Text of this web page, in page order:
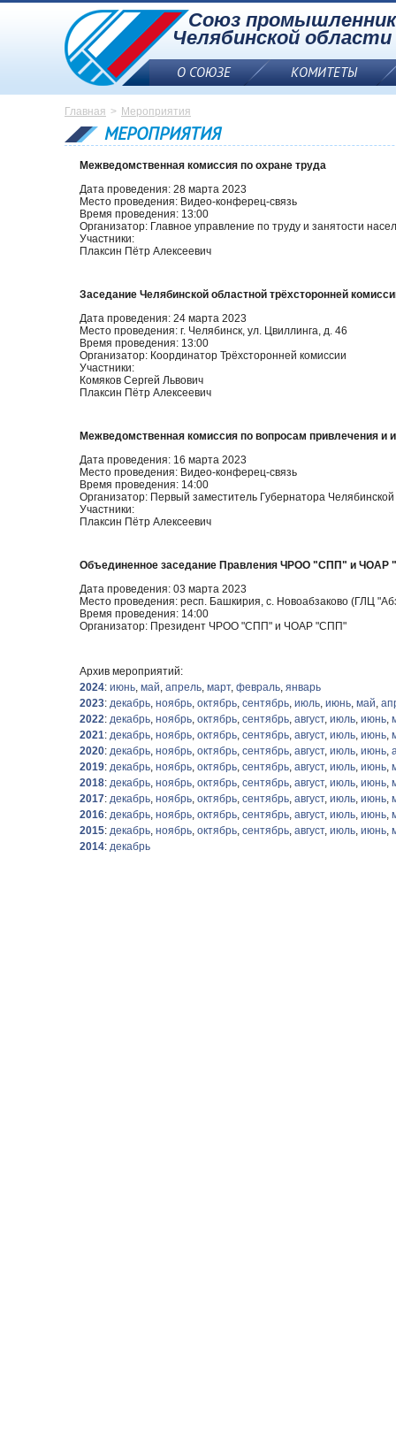
Союз промышленников
и предпринимателей
Челябинской области
Союз
Челябинской области
О СОЮЗЕ КОМИТЕТЫ
Главная Мероприятия
МЕРОПРИЯТИЯ
Межведомственная комиссия по охране труда
Дата проведения: 28 марта 2023
Место проведения: Видео-конферец-связь
Время проведения: 13:00
Организатор: Главное управление по труду и занятости
Участники:
Плаксин Пётр Алексеевич
Заседание Челябинской областной трёхсторонней
Дата проведения: 24 марта 2023
Место проведения: г. Челябинск, ул. Цвиллинга, д. 46
Время проведения: 13:00
Организатор: Координатор Трёхсторонней комиссии
Участники:
Комяков Сергей Львович
Плаксин Пётр Алексеевич
Межведомственная комиссия по вопросам привлечения и
Дата проведения: 16 марта 2023
Место проведения: Видео-конферец-связь
Время проведения: 14:00
Организатор: Первый заместитель Губернатора Челябинской
Участники:
Плаксин Пётр Алексеевич
Объединенное заседание Правления ЧРОО "СПП" и
Дата проведения: 03 марта 2023
Место проведения: респ. Башкирия, с. Новоабзаково (ГЛЦ
Время проведения: 14:00
Организатор: Президент ЧРОО "СПП" и ЧОАР "СПП"
Архив мероприятий:
2024: июнь, май, апрель, март, февраль, январь
2023: декабрь, ноябрь, октябрь, сентябрь, июль, июнь, май,
2022: декабрь, ноябрь, октябрь, сентябрь, август, июль, июнь,
2021: декабрь, ноябрь, октябрь, сентябрь, август, июль, июнь,
2020: декабрь, ноябрь, октябрь, сентябрь, август, июль, июнь,
2019: декабрь, ноябрь, октябрь, сентябрь, август, июль, июнь,
2018: декабрь, ноябрь, октябрь, сентябрь, август, июль, июнь,
2017: декабрь, ноябрь, октябрь, сентябрь, август, июль, июнь,
2016: декабрь, ноябрь, октябрь, сентябрь, август, июль, июнь,
2015: декабрь, ноябрь, октябрь, сентябрь, август, июль, июнь,
2014: декабрь